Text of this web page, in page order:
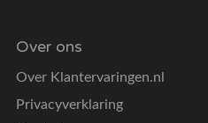
Over ons
Over Klantervaringen.nl
Privacyverklaring